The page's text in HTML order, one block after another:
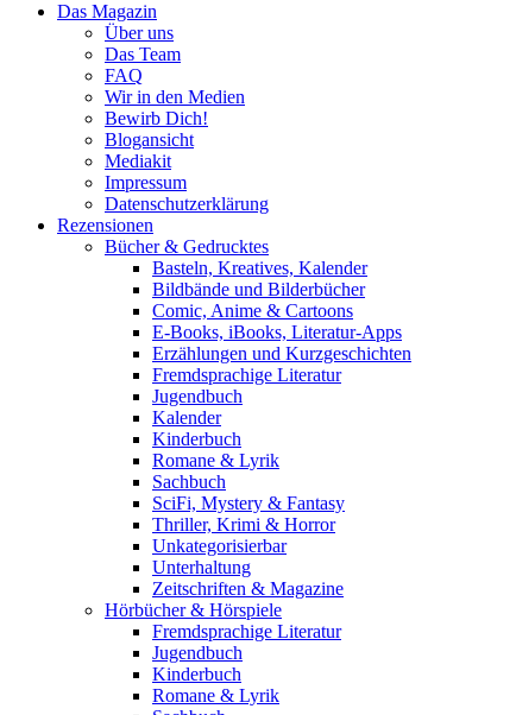
Das Magazin
Über uns
Das Team
FAQ
Wir in den Medien
Bewirb Dich!
Blogansicht
Mediakit
Impressum
Datenschutzerklärung
Rezensionen
Bücher & Gedrucktes
Basteln, Kreatives, Kalender
Bildbände und Bilderbücher
Comic, Anime & Cartoons
E-Books, iBooks, Literatur-Apps
Erzählungen und Kurzgeschichten
Fremdsprachige Literatur
Jugendbuch
Kalender
Kinderbuch
Romane & Lyrik
Sachbuch
SciFi, Mystery & Fantasy
Thriller, Krimi & Horror
Unkategorisierbar
Unterhaltung
Zeitschriften & Magazine
Hörbücher & Hörspiele
Fremdsprachige Literatur
Jugendbuch
Kinderbuch
Romane & Lyrik